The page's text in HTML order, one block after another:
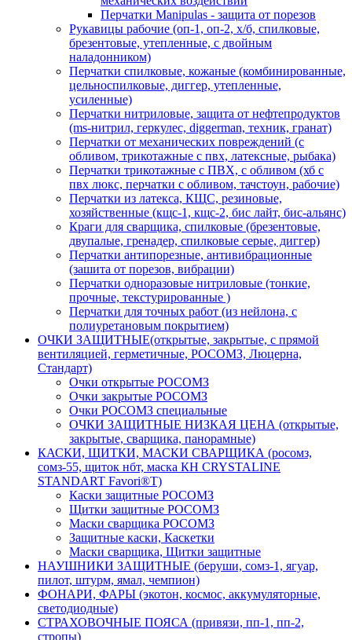
Перчатки Manipulas - защита от порезов
Рукавицы рабочие (оп-1, оп-2, х/б, спилковые,
брезентовые, утепленные, с двойным
наладонником)
Перчатки спилковые, кожаные (комбинированные,
цельноспилковые, диггер, утепленные,
усиленные)
Перчатки нитриловые, защита от нефтепродуктов
(ms-нитрил, геркулес, diggerman, техник, гранат)
Перчатки от механических повреждений (с
обливом, трикотажные с пвх, латексные, рыбака)
Перчатки трикотажные с ПВХ, с обливом (хб с
пвх люкс, перчатки с обливом, тачстоун, рабочие)
Перчатки из латекса, КЩС, резиновые,
хозяйственные (кщс-1, кщс-2, бис лайт, бис-альянс)
Краги для сварщика, спилковые (брезентовые,
двупалые, гренадер, спилковые серые, диггер)
Перчатки антипорезные, антивибрационные
(зашита от порезов, вибрации)
Перчатки одноразовые нитриловые (тонкие,
прочные, текстурированные )
Перчатки для точных работ (из нейлона, с
полиуретановым покрытием)
ОЧКИ ЗАЩИТНЫЕ(открытые, закрытые, с прямой
вентиляцией, герметичные, РОСОМЗ, Люцерна,
Стандарт)
Очки открытые РОСОМЗ
Очки закрытые РОСОМЗ
Очки РОСОМЗ специальные
ОЧКИ ЗАЩИТНЫЕ НИЗКАЯ ЦЕНА (открытые,
закрытые, сварщика, панорамные)
КАСКИ, ЩИТКИ, МАСКИ СВАРЩИКА (росомз,
сомз-55, щиток нбт, маска КН CRYSTALINE
STANDART Favori®T)
Каски защитные РОСОМЗ
Щитки защитные РОСОМЗ
Маски сварщика РОСОМЗ
Защитные каски, Каскетки
Маски сварщика, Щитки защитные
НАУШНИКИ ЗАЩИТНЫЕ (беруши, сомз-1, ягуар,
пилот, штурм, ямал, чемпион)
ФОНАРИ, ФАРЫ (экотон, космос, аккумуляторные,
светодиодные)
СТРАХОВОЧНЫЕ ПОЯСА (привязи, пп-1, пп-2,
стропы)